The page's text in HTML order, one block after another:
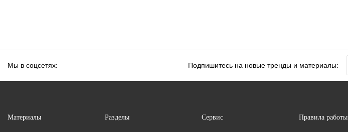
Мы в соцсетях: Подпишитесь на новые тренды и материалы:
Материалы Разделы Сервис Правила работы